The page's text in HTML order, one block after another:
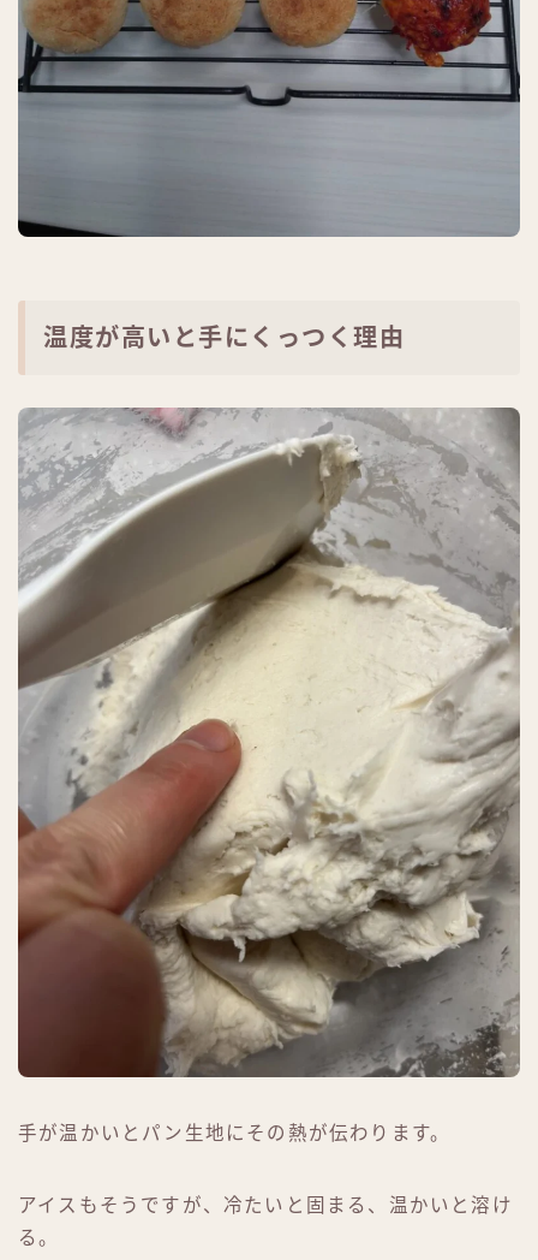
温度が高いと手にくっつく理由
手が温かいとパン生地にその熱が伝わります。
アイスもそうですが、冷たいと固まる、温かいと溶け
る。